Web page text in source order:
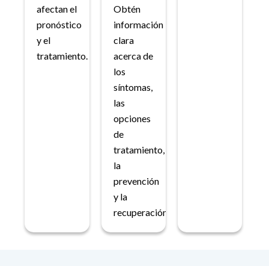
afectan el
pronóstico
y el
tratamiento.
Obtén
información
clara
acerca de
los
síntomas,
las
opciones
de
tratamiento,
la
prevención
y la
recuperación.